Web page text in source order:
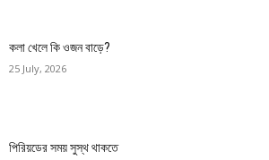
কলা খেলে কি ওজন বাড়ে?
25 July, 2026
পিরিয়ডের সময় সুস্থ থাকতে